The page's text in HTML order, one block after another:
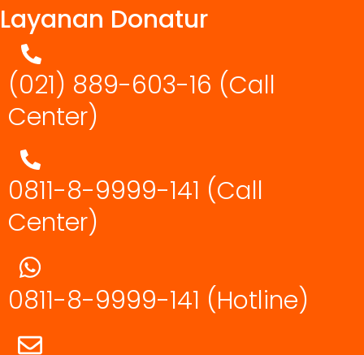
Layanan Donatur
(021) 889-603-16 (Call
Center)
0811-8-9999-141 (Call
Center)
0811-8-9999-141 (Hotline)